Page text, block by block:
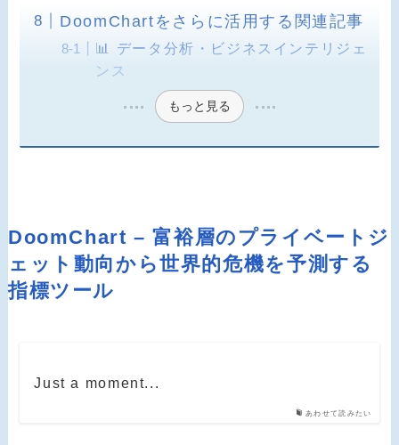
DoomChartをさらに活用する関連記事
📊 データ分析・ビジネスインテリジェ
ンス
もっと見る
DoomChart – 富裕層のプライベートジ
ェット動向から世界的危機を予測する
指標ツール
あわせて読みたい
Just a moment...